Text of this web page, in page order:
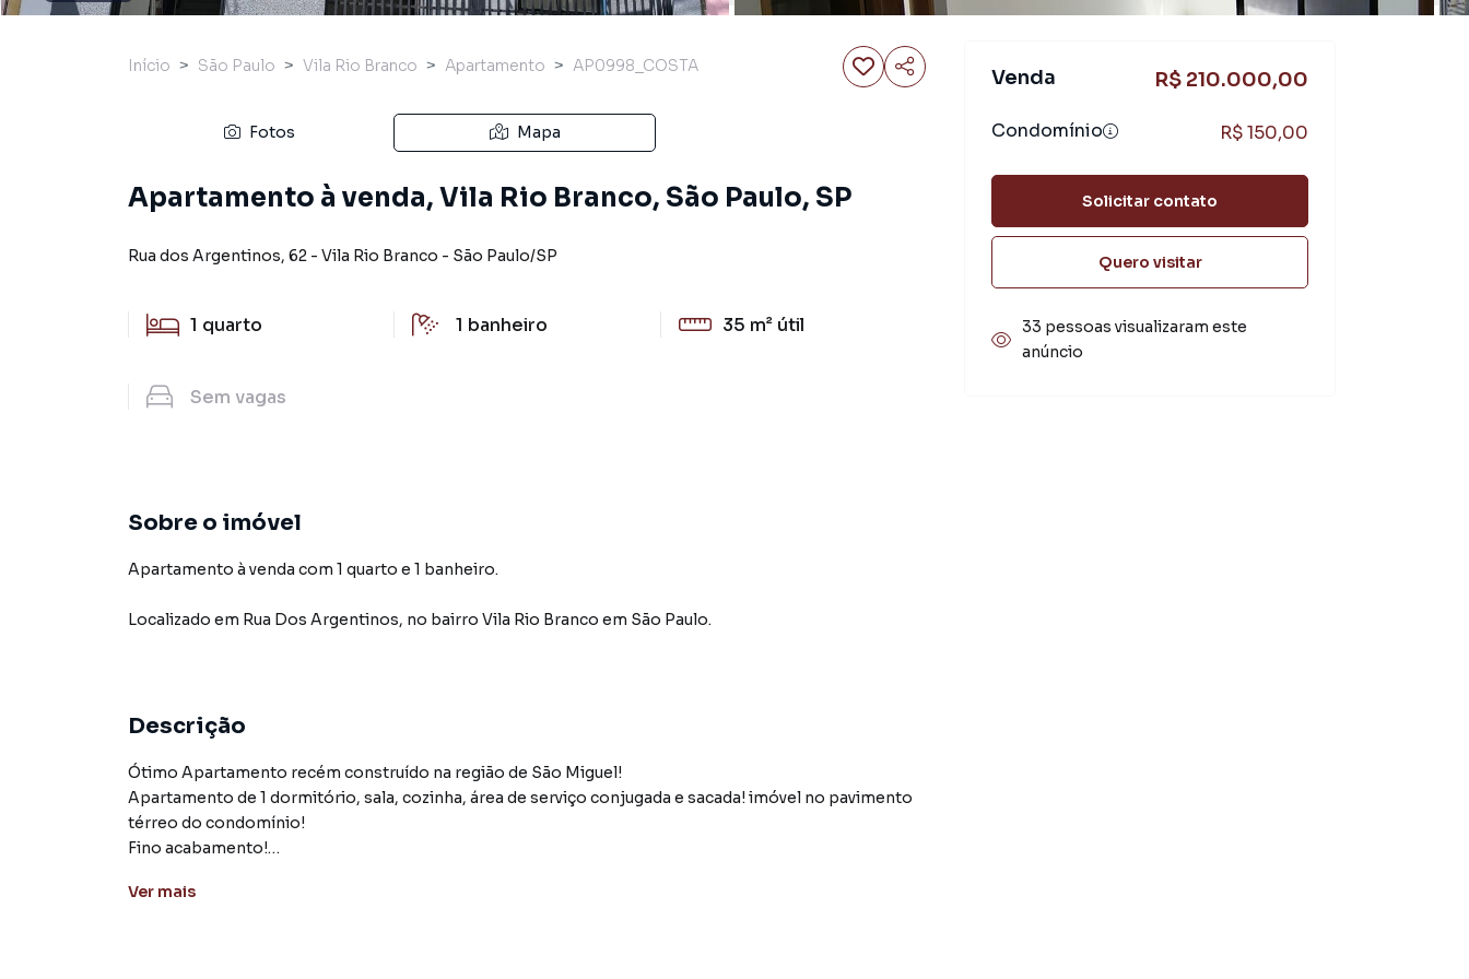
Início São Paulo Vila Rio Branco Apartamento AP0998_COSTA
Fotos Mapa
Apartamento à venda, Vila Rio Branco, São Paulo, SP
Rua dos Argentinos, 62 - Vila Rio Branco - São Paulo/SP
1 quarto 1 banheiro 35 m² útil
Sem vagas
Sobre o imóvel
Apartamento à venda com 1 quarto e 1 banheiro.
Localizado em Rua Dos Argentinos, no bairro Vila Rio Branco em São Paulo.
Descrição
Ótimo Apartamento recém construído na região de São Miguel!
Apartamento de 1 dormitório, sala, cozinha, área de serviço conjugada e sacada! imóvel no pavimento
térreo do condomínio!
Fino acabamento!
Ver mais
Venda R$ 210.000,00
Condomínio R$ 150,00
Solicitar contato
Quero visitar
33 pessoas visualizaram este
anúncio